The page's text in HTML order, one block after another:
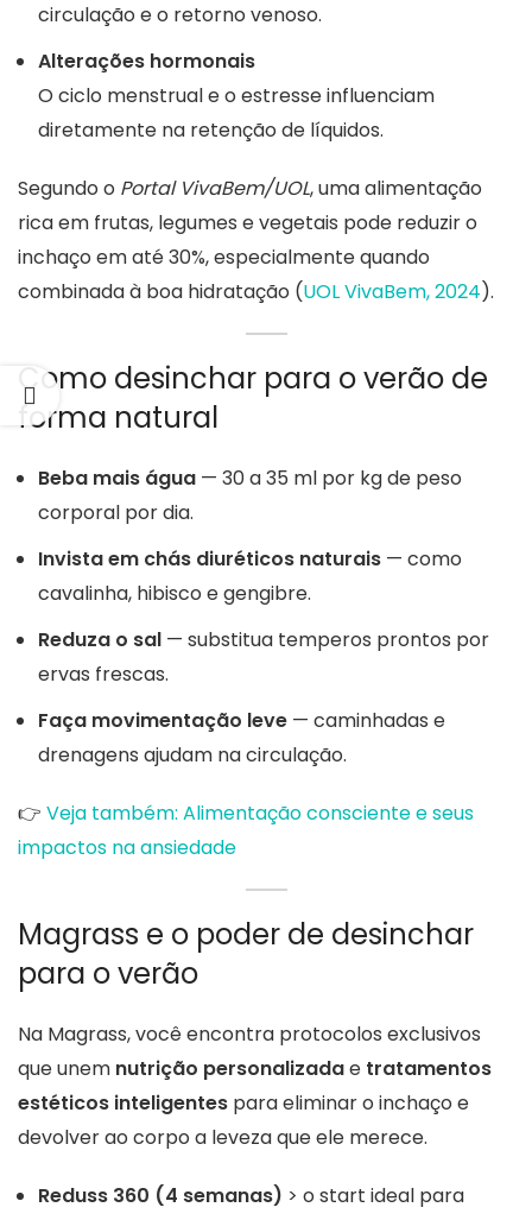
circulação e o retorno venoso.
Alterações hormonais
O ciclo menstrual e o estresse influenciam
diretamente na retenção de líquidos.
Segundo o Portal VivaBem/UOL, uma alimentação
rica em frutas, legumes e vegetais pode reduzir o
inchaço em até 30%, especialmente quando
combinada à boa hidratação (UOL VivaBem, 2024).
Como desinchar para o verão de
forma natural
Beba mais água — 30 a 35 ml por kg de peso
corporal por dia.
Invista em chás diuréticos naturais — como
cavalinha, hibisco e gengibre.
Reduza o sal — substitua temperos prontos por
ervas frescas.
Faça movimentação leve — caminhadas e
drenagens ajudam na circulação.
👉 Veja também: Alimentação consciente e seus
impactos na ansiedade
Magrass e o poder de desinchar
para o verão
Na Magrass, você encontra protocolos exclusivos
que unem nutrição personalizadae tratamentos
estéticos inteligentes para eliminar o inchaço e
devolver ao corpo a leveza que ele merece.
Reduss 360 (4 semanas) > o start ideal para